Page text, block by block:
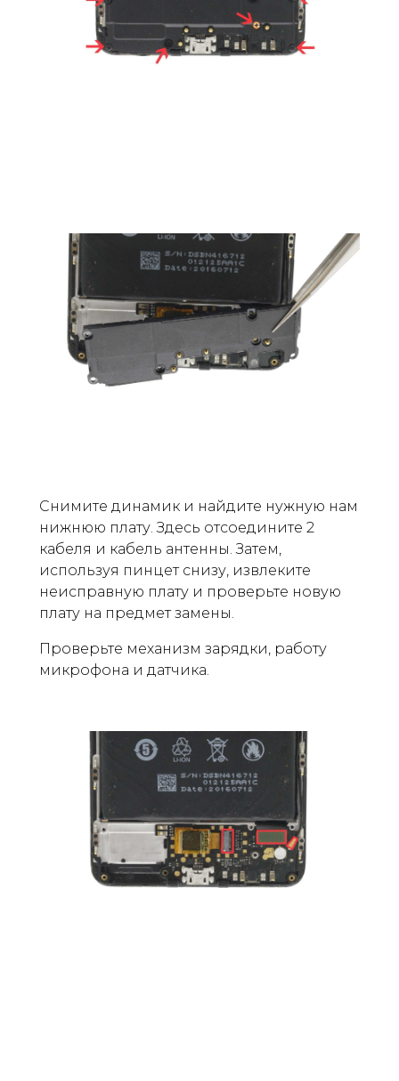
Снимите динамик и найдите нужную нам
нижнюю плату. Здесь отсоедините 2
кабеля и кабель антенны. Затем,
используя пинцет снизу, извлеките
неисправную плату и проверьте новую
плату на предмет замены.
Проверьте механизм зарядки, работу
микрофона и датчика.